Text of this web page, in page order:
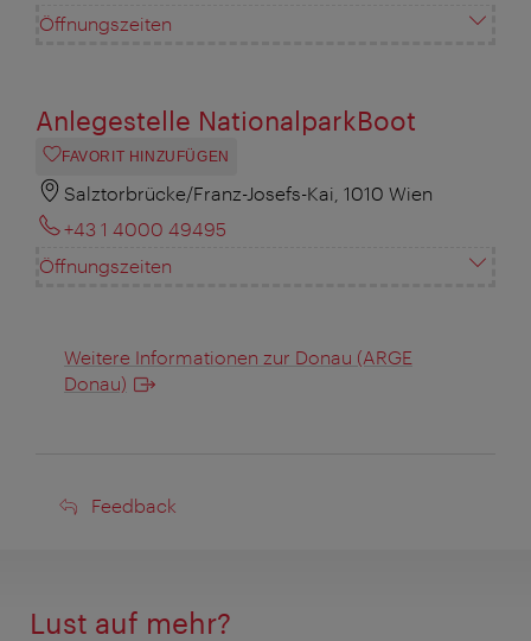
Öffnungszeiten
Anlegestelle NationalparkBoot
FAVORIT HINZUFÜGEN
Salztorbrücke/Franz-Josefs-Kai, 1010 Wien
+43 1 4000 49495
Öffnungszeiten
Weitere Informationen zur Donau (ARGE
Donau)
Feedback
Feedback
Lust auf mehr?